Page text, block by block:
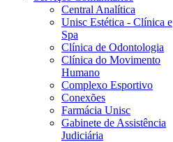
Central Analítica
Unisc Estética - Clínica e
Spa
Clínica de Odontologia
Clínica do Movimento
Humano
Complexo Esportivo
Conexões
Farmácia Unisc
Gabinete de Assistência
Judiciária